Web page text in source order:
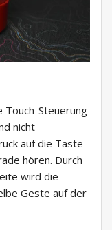
Touch-Steuerung
nicht
auf die Taste
hören. Durch
wird die
Geste auf der